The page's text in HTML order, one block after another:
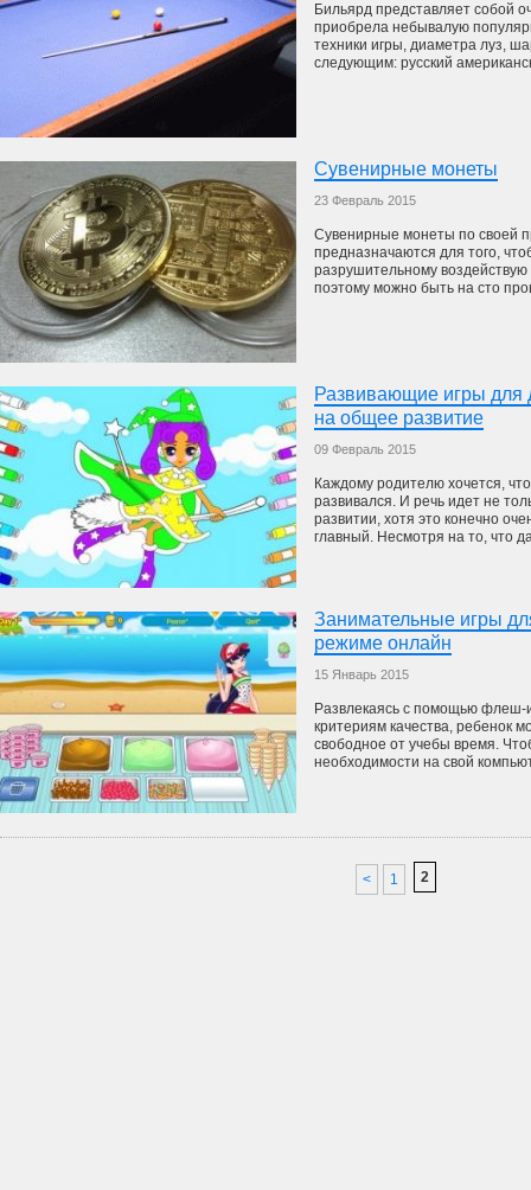
Бильярд представляет собой
приобрела небывалую
техники игры, диаметра луз,
следующим: русский
Сувенирные монеты
23 Февраль 2015
Сувенирные монеты по своей
предназначаются для того,
разрушительному
поэтому можно быть на сто
Развивающие игры для
на общее развитие
09 Февраль 2015
Каждому родителю хочется,
развивался. И речь идет не
развитии, хотя это конечно
главный. Несмотря на то, что
Занимательные игры
режиме онлайн
15 Январь 2015
Развлекаясь с помощью флеш-
критериям качества, ребенок
свободное от учебы время.
необходимости на свой
< 1 2